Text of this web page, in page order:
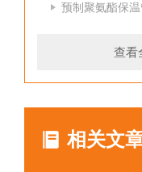
预制聚氨酯保温
查看
相关文